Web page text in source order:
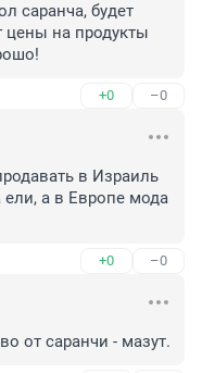
саранча, будет
цены на продукты
+0 –0
в Израиль
ели, а в Европе мода
+0 –0
от саранчи - мазут.